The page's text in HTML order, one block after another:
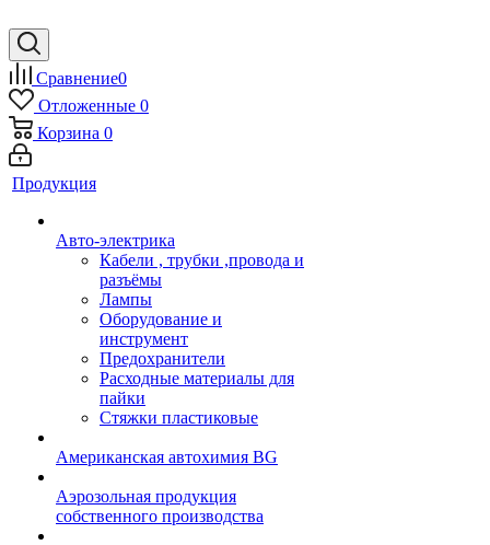
Сравнение0
Отложенные 0
Корзина 0
Продукция
Авто-электрика
Кабели , трубки ,провода и
разъёмы
Лампы
Оборудование и
инструмент
Предохранители
Расходные материалы для
пайки
Стяжки пластиковые
Американская автохимия BG
Аэрозольная продукция
собственного производства